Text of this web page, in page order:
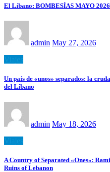
El Líbano: BOMBESÍAS MAYO 2026
admin May 27, 2026
Un país de «unos» separados: la
del Líbano
admin May 18, 2026
A Country of Separated «Ones»:
Ruins of Lebanon